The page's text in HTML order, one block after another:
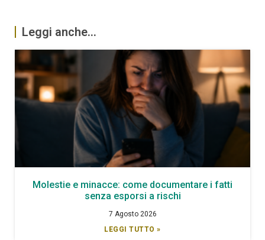
Leggi anche...
Molestie e minacce: come documentare i fatti
senza esporsi a rischi
7 Agosto 2026
LEGGI TUTTO »